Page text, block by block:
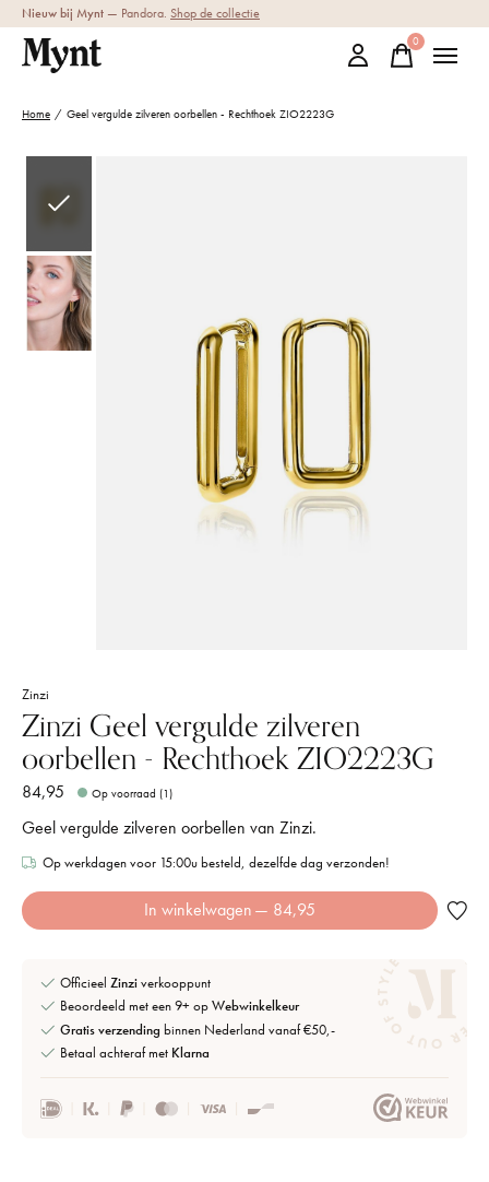
Nieuw bij Mynt — Pandora. Shop de collectie
0items
Home / Geel vergulde zilveren oorbellen - Rechthoek ZIO2223G
Zinzi
Zinzi Geel vergulde zilveren
oorbellen - Rechthoek ZIO2223G
84,95 Op voorraad (1)
Geel vergulde zilveren oorbellen van Zinzi.
Op werkdagen voor 15:00u besteld, dezelfde dag verzonden!
In winkelwagen — 84,95
Officieel Zinziverkooppunt
Beoordeeld met een 9+ opWebwinkelkeur
Gratis verzending binnen Nederland vanaf €50,-
Betaal achteraf met Klarna